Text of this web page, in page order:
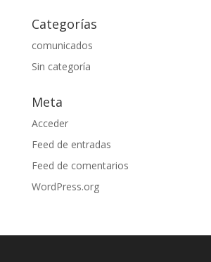
Categorías
comunicados
Sin categoría
Meta
Acceder
Feed de entradas
Feed de comentarios
WordPress.org